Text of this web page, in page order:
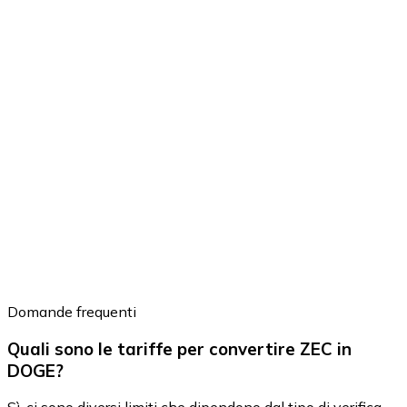
Domande frequenti
Quali sono le tariffe per convertire ZEC in
DOGE?